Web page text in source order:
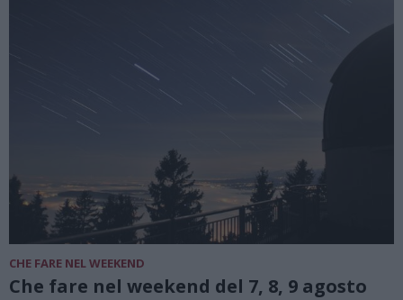
CHE FARE NEL WEEKEND
Che fare nel weekend del 7, 8, 9 agosto